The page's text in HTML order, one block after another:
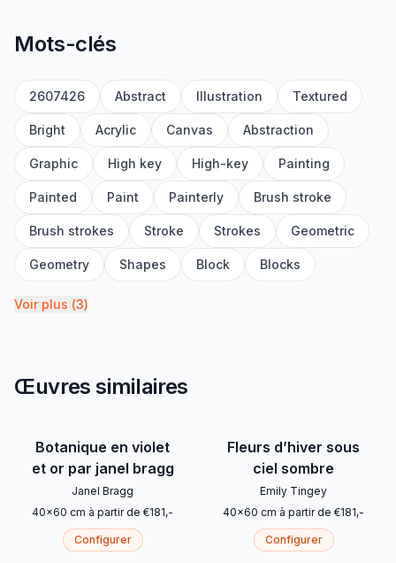
Mots-clés
2607426 Abstract Illustration Textured
Bright Acrylic Canvas Abstraction
Graphic High key High-key Painting
Painted Paint Painterly Brush stroke
Brush strokes Stroke Strokes Geometric
Geometry Shapes Block Blocks
Voir plus (3)
Œuvres similaires
Botanique en violet
et or par janel bragg
Janel Bragg
40x60 cm à partir de €181,-
Configurer
Fleurs d’hiver sous
ciel sombre
Emily Tingey
40x60 cm à partir de €181,-
Configurer